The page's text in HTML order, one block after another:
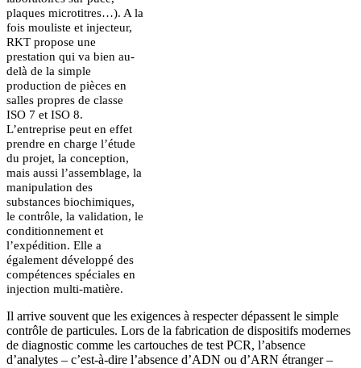
plaques microtitres…). A la
fois mouliste et injecteur,
RKT propose une
prestation qui va bien au-
delà de la simple
production de pièces en
salles propres de classe
ISO 7 et ISO 8.
L’entreprise peut en effet
prendre en charge l’étude
du projet, la conception,
mais aussi l’assemblage, la
manipulation des
substances biochimiques,
le contrôle, la validation, le
conditionnement et
l’expédition. Elle a
également développé des
compétences spéciales en
injection multi-matière.
Il arrive souvent que les exigences à respecter dépassent le simple
contrôle de particules. Lors de la fabrication de dispositifs modernes
de diagnostic comme les cartouches de test PCR, l’absence
d’analytes – c’est-à-dire l’absence d’ADN ou d’ARN étranger –